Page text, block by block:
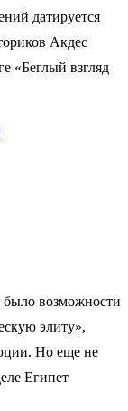
датируется
Акдес
«Беглый взгляд
было возможности
элиту»,
Но еще не
Египет